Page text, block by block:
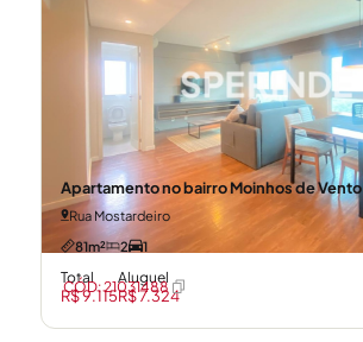
Apartamento no bairro Moinhos de Vento
Rua Mostardeiro
81m²
2 1
Total
R$ 9.115
Aluguel
R$ 7.324
CÓD: 21031488